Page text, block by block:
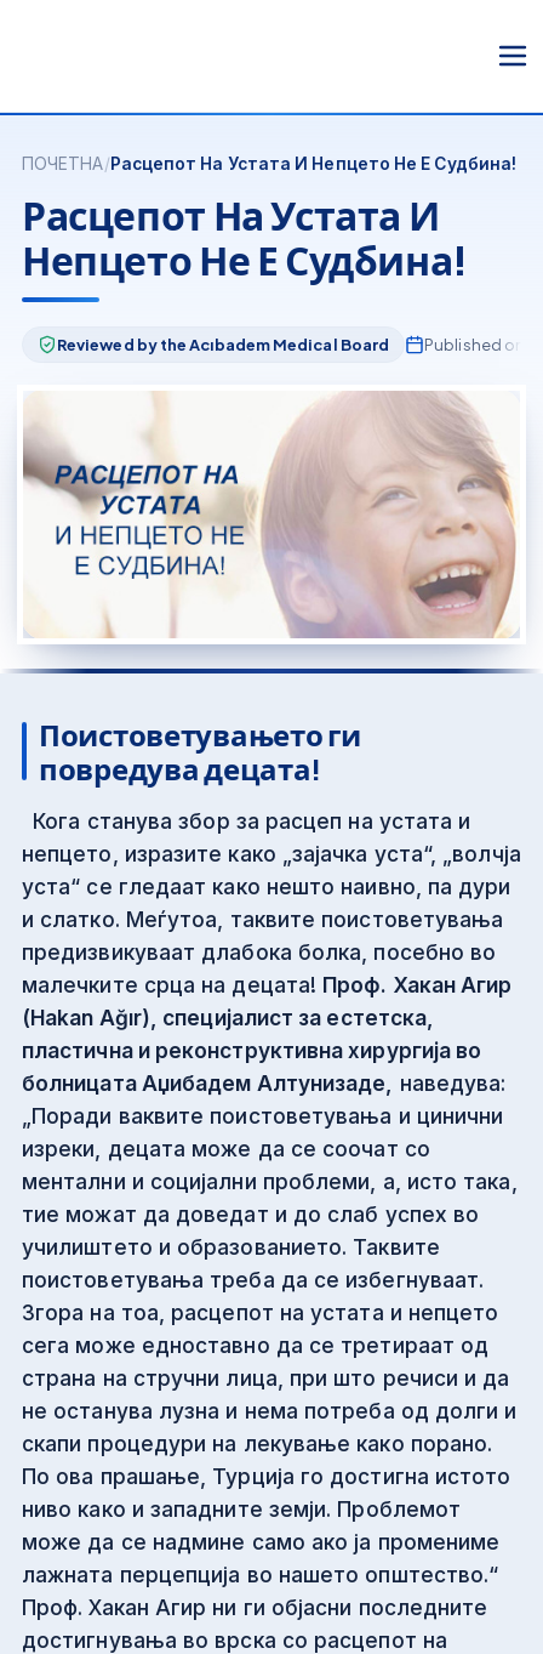
ПОЧЕТНА/Расцепот На Устата И Непцето Не Е Судбина!
Расцепот На Устата И
Непцето Не Е Судбина!
Reviewed by the Acıbadem Medical Board Published on
Поистоветувањето ги
повредува децата!
Кога станува збор за расцеп на устата и
непцето, изразите како „зајачка уста“, „волчја
уста“ се гледаат како нешто наивно, па дури
и слатко. Меѓутоа, таквите поистоветувања
предизвикуваат длабока болка, посебно во
малечките срца на децата! Проф. Хакан Агир
(Hakan Ağır) специјалист за естетска,
пластична и реконструктивна хирургија во
болницата Аџибадем Алтунизаде,
наведува:
„Поради ваквите поистоветувања и цинични
изреки, децата може да се соочат со
ментални и социјални проблеми, а, исто така,
тие можат да доведат и до слаб успех во
училиштето и образованието. Таквите
поистоветувања треба да се избегнуваат.
Згора на тоа, расцепот на устата и непцето
сега може едноставно да се третираат од
страна на стручни лица, при што речиси и да
не останува лузна и нема потреба од долги и
скапи процедури на лекување како порано.
По ова прашање, Турција го достигна истото
ниво како и западните земји. Проблемот
може да се надмине само ако ја промениме
лажната перцепција во нашето општество.“
Проф. Хакан Агир ни ги објасни последните
достигнувања во врска со расцепот на